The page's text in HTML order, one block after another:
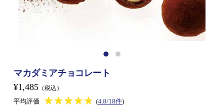
マカダミアチョコレート
¥1,485 （税込）
平均評価 ★★★★★
★★★★★ (4.8/18件)